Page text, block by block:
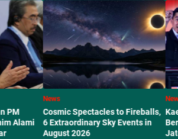
Cosmic Spectacles to Fireballs,
6 Extraordinary Sky Events in
August 2026